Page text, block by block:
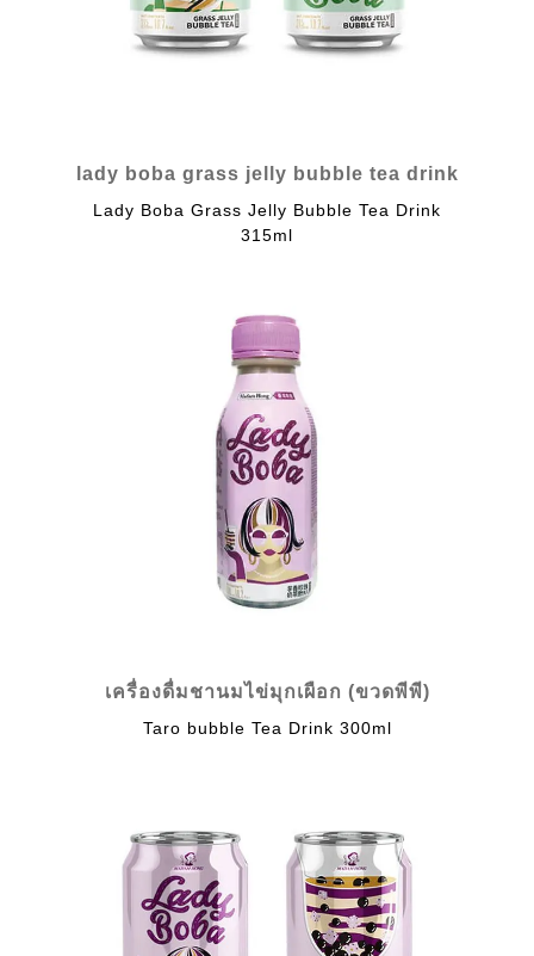
lady boba grass jelly bubble tea drink
Lady Boba Grass Jelly Bubble Tea Drink
315ml
เครื่องดื่มชานมไข่มุกเผือก (ขวดพีพี)
Taro bubble Tea Drink 300ml